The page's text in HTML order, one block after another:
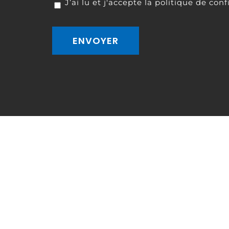
J’ai lu et j'accepte la politique de
ENVOYER